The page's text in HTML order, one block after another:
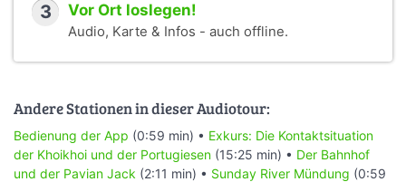
3 Vor Ort loslegen!
Audio, Karte & Infos - auch offline.
Andere Stationen in dieser Audiotour:
Bedienung der App (0:59 min) • Exkurs: Die Kontaktsituation
der Khoikhoi und der Portugiesen (15:25 min) • Der Bahnhof
und der Pavian Jack (2:11 min) • Sunday River Mündung (0:59